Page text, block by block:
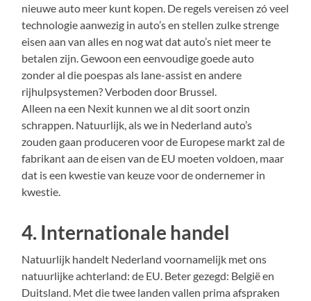
nieuwe auto meer kunt kopen. De regels vereisen zó veel
technologie aanwezig in auto’s en stellen zulke strenge
eisen aan van alles en nog wat dat auto’s niet meer te
betalen zijn. Gewoon een eenvoudige goede auto
zonder al die poespas als lane-assist en andere
rijhulpsystemen? Verboden door Brussel.
Alleen na een Nexit kunnen we al dit soort onzin
schrappen. Natuurlijk, als we in Nederland auto’s
zouden gaan produceren voor de Europese markt zal de
fabrikant aan de eisen van de EU moeten voldoen, maar
dat is een kwestie van keuze voor de ondernemer in
kwestie.
4. Internationale handel
Natuurlijk handelt Nederland voornamelijk met ons
natuurlijke achterland: de EU. Beter gezegd: België en
Duitsland. Met die twee landen vallen prima afspraken